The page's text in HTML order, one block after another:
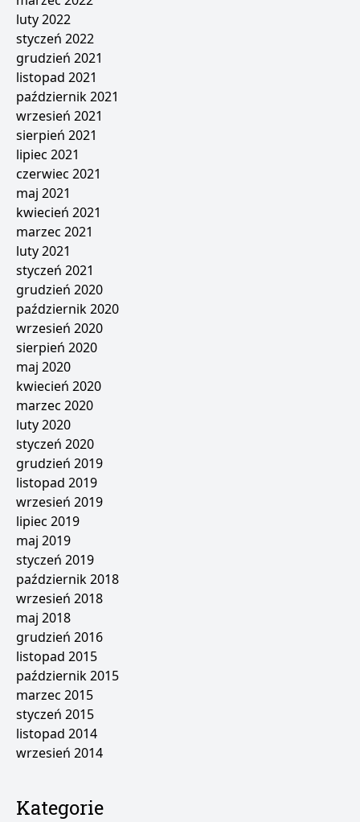
luty 2022
styczeń 2022
grudzień 2021
listopad 2021
październik 2021
wrzesień 2021
sierpień 2021
lipiec 2021
czerwiec 2021
maj 2021
kwiecień 2021
marzec 2021
luty 2021
styczeń 2021
grudzień 2020
październik 2020
wrzesień 2020
sierpień 2020
maj 2020
kwiecień 2020
marzec 2020
luty 2020
styczeń 2020
grudzień 2019
listopad 2019
wrzesień 2019
lipiec 2019
maj 2019
styczeń 2019
październik 2018
wrzesień 2018
maj 2018
grudzień 2016
listopad 2015
październik 2015
marzec 2015
styczeń 2015
listopad 2014
wrzesień 2014
Kategorie